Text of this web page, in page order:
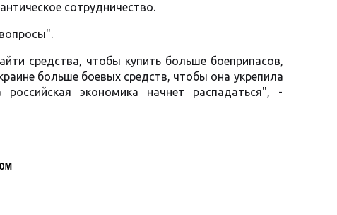
сотрудничество.
средства, чтобы купить больше боеприпасов,
больше боевых средств, чтобы она укрепила
экономика начнет распадаться", -